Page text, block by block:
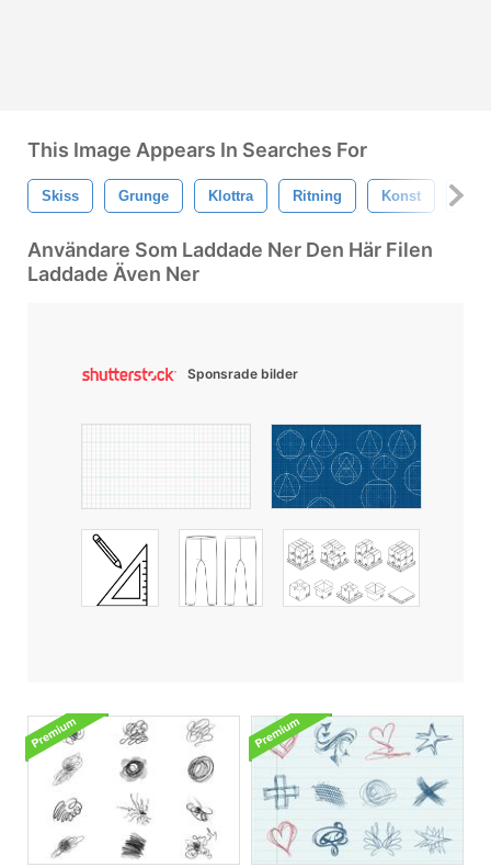
This Image Appears In Searches For
Skiss Grunge Klottra Ritning Konst
Användare Som Laddade Ner Den Här Filen
Laddade Även Ner
Sponsrade bilder